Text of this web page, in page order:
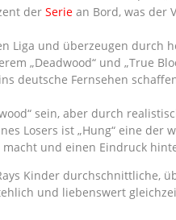
der Serie an Bord, was der
Liga und überzeugen durch
„Deadwood“ und „True
deutsche Fernsehen
sein, aber durch
Losers ist „Hung“ eine der
und einen Eindruck
Kinder durchschnittliche,
und liebenswert